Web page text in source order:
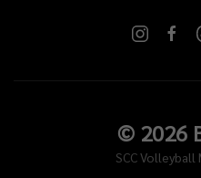
© 2026
SCC